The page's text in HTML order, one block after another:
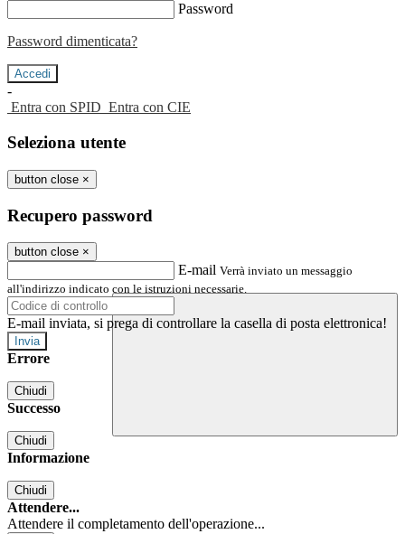
Password
Password dimenticata?
-
Entra con SPID Entra con CIE
Seleziona utente
button close ×
Recupero password
button close ×
E-mail Verrà inviato un messaggio
all'indirizzo indicato con le istruzioni necessarie.
E-mail inviata, si prega di controllare la casella di posta elettronica!
Errore
Chiudi
Successo
Chiudi
Informazione
Chiudi
Attendere...
Attendere il completamento dell'operazione...